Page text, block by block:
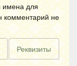
имена для
комментарий не
Реквизиты